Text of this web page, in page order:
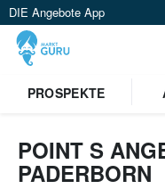
DIE Angebote App
PROSPEKTE
POINT S
PADERBORN